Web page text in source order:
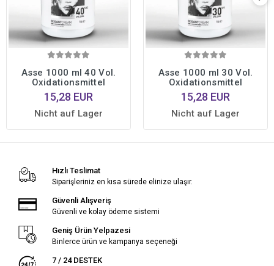
Asse 1000 ml 40 Vol.
Oxidationsmittel
15,28 EUR
Nicht auf Lager
Asse 1000 ml 30 Vol.
Oxidationsmittel
15,28 EUR
Nicht auf Lager
Hızlı Teslimat
Siparişleriniz en kısa sürede elinize ulaşır.
Güvenli Alışveriş
Güvenli ve kolay ödeme sistemi
Geniş Ürün Yelpazesi
Binlerce ürün ve kampanya seçeneği
7 / 24 DESTEK